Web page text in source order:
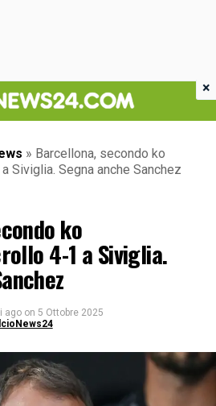
» Barcellona, secondo ko
Siviglia. Segna anche Sanchez
ko
4-1 a Siviglia.
ago on 5 Ottobre 2025
×